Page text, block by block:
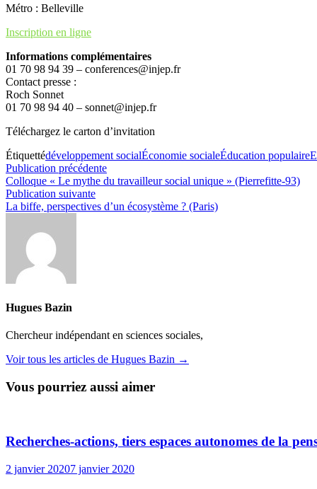
Métro : Belleville
Inscription en ligne
Informations complémentaires
01 70 98 94 39 – conferences@injep.fr
Contact presse :
Roch Sonnet
01 70 98 94 40 – sonnet@injep.fr
Téléchargez le carton d’invitation
Étiquettédéveloppement socialÉconomie socialeÉducation populaire
Navigation
de
l’article
Publication précédentePublication
précédente :
Colloque « Le mythe du travailleur social unique » (Pierrefitte-93)
Publication suivantePublication
suivante :
La biffe, perspectives d’un écosystème ? (Paris)
Hugues Bazin
Chercheur indépendant en sciences sociales,
Voir tous les articles de Hugues Bazin →
Vous pourriez aussi aimer
Recherches-actions, tiers espaces autonomes de la
2 janvier 20207 janvier 2020